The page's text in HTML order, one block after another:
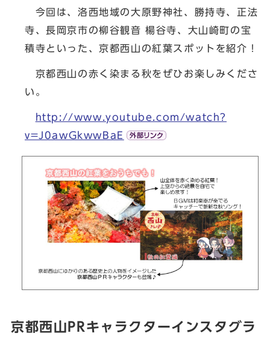
今回は、洛西地域の大原野神社、勝持寺、正法
寺、長岡京市の柳谷観音 楊谷寺、大山崎町の宝
積寺といった、京都西山の紅葉スポットを紹介！
京都西山の赤く染まる秋をぜひお楽しみくださ
い。
http://www.youtube.com/watch?
v=J0awGkwwBaE
京都西山PRキャラクターインスタグラ